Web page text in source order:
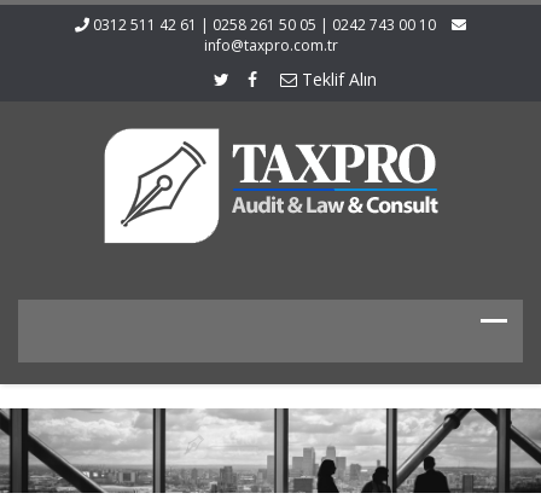
0312 511 42 61 | 0258 261 50 05 | 0242 743 00 10
info@taxpro.com.tr
Teklif Alın